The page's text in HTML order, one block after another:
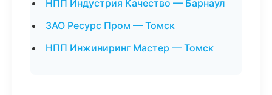
НПП Индустрия Качество — Барнаул
ЗАО Ресурс Пром — Томск
НПП Инжиниринг Мастер — Томск